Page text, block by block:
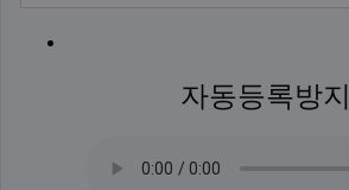
자동등록방지